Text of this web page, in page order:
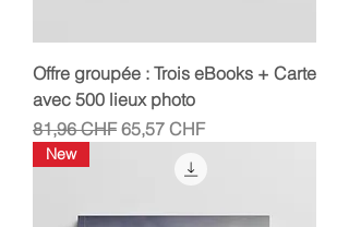
Offre groupée : Trois eBooks + Carte
avec 500 lieux photo
Prix original
81,96 CHF Prix promotionnel
65,57 CHF
New